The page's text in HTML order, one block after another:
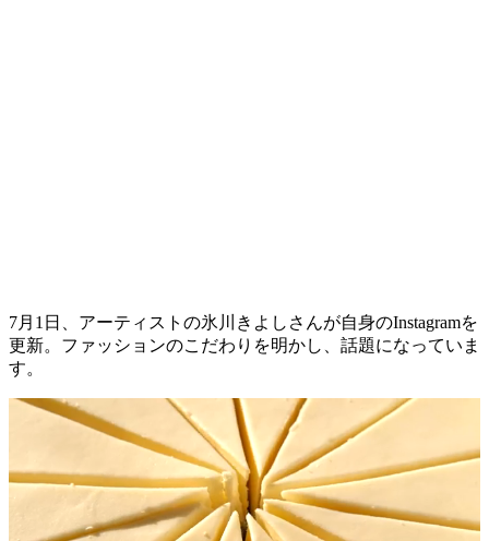
7月1日、アーティストの氷川きよしさんが自身のInstagramを
更新。ファッションのこだわりを明かし、話題になっていま
す。